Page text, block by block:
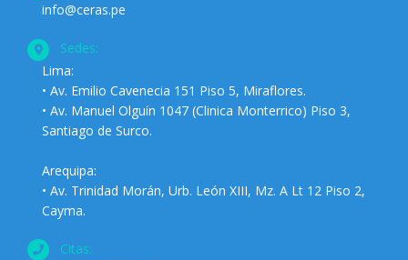
info@ceras.pe
Sedes:
Lima:
• Av. Emilio Cavenecia 151 Piso 5, Miraflores.
• Av. Manuel Olguín 1047 (Clinica Monterrico) Piso 3,
Santiago de Surco.
Arequipa:
• Av. Trinidad Morán, Urb. León XIII, Mz. A Lt 12 Piso 2,
Cayma.
Citas: